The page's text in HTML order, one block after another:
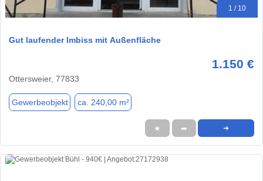
1 / 10
Gut laufender Imbiss mit Außenfläche
1.150 €
Ottersweier, 77833
Gewerbeobjekt ca. 240,00 m²
★ ➦ ➜